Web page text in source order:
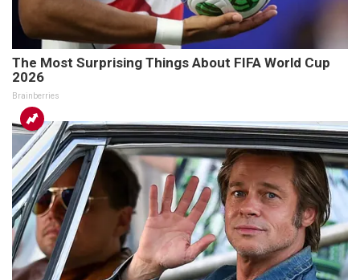
The Most Surprising Things About FIFA World Cup
2026
Brainberries